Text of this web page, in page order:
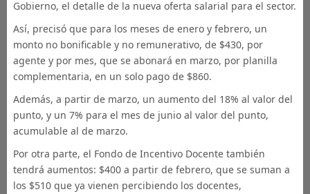
Gobierno, el detalle de la nueva oferta salarial para el sector.
Así, precisó que para los meses de enero y febrero, un
monto no bonificable y no remunerativo, de $430, por
agente y por mes, que se abonará en marzo, por planilla
complementaria, en un solo pago de $860.
Además, a partir de marzo, un aumento del 18% al valor del
punto, y un 7% para el mes de junio al valor del punto,
acumulable al de marzo.
Por otra parte, el Fondo de Incentivo Docente también
tendrá aumentos: $400 a partir de febrero, que se suman a
los $510 que ya vienen percibiendo los docentes,